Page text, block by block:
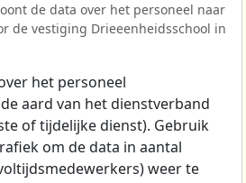
de data over het personeel naar
de vestiging Drieeenheidsschool in
het personeel
aard van het dienstverband
of tijdelijke dienst). Gebruik
om de data in aantal
weer te